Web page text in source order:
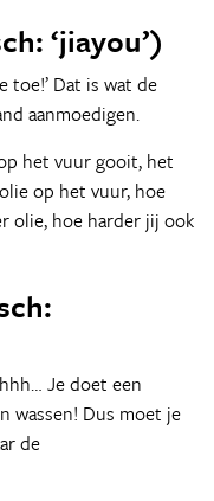
‘jiayou’)
toe!’ Dat is wat de
aanmoedigen.
het vuur gooit, het
op het vuur, hoe
olie, hoe harder jij ook
Je doet een
wassen! Dus moet je
de